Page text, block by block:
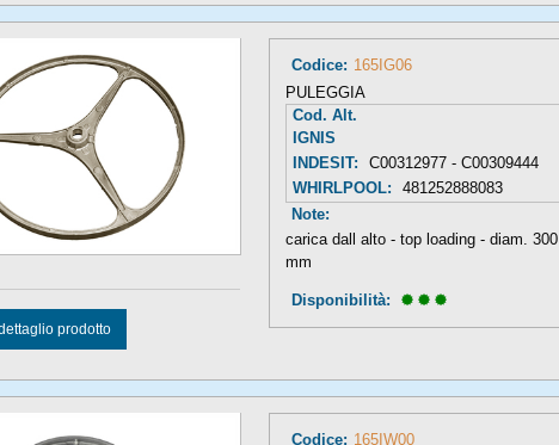
prodotto
Codice: 165IG06
PULEGGIA
Cod. Alt.
IGNIS
INDESIT:
C00312977 - C00309444
WHIRLPOOL:
481252888083
Note:
carica dall alto - top loading - diam. 300
mm
Disponibilità:
Codice: 165IW00